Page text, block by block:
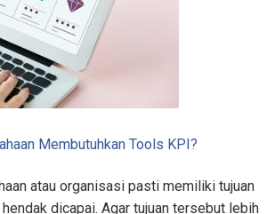
Membutuhkan Tools KPI?
atau organisasi pasti memiliki tujuan
dicapai. Agar tujuan tersebut lebih